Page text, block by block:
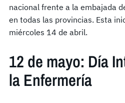
nacional frente a la embajada
en todas las provincias. Esta
miércoles 14 de abril.
12 de mayo: Día
la Enfermería